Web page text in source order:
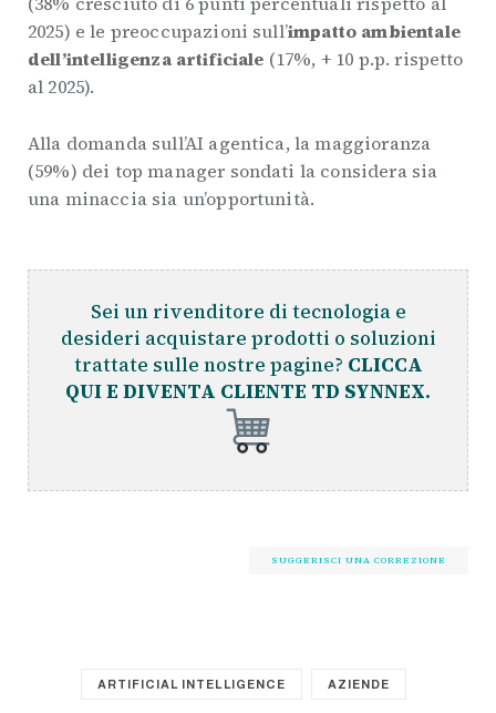
2025) e le preoccupazioni sull’impatto ambientale
dell’intelligenza artificiale (17%, + 10 p.p. rispetto
al 2025).
Alla domanda sull’AI agentica, la maggioranza
(59%) dei top manager sondati la considera sia
una minaccia sia un’opportunità.
Sei un rivenditore di tecnologia e
desideri acquistare prodotti o soluzioni
trattate sulle nostre pagine? CLICCA
QUI E DIVENTA CLIENTE TD SYNNEX.
SUGGERISCI UNA CORREZIONE
ARTIFICIAL INTELLIGENCE AZIENDE